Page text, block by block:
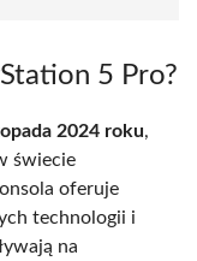
5 Pro?
2024 roku,
świecie
oferuje
technologii i
na